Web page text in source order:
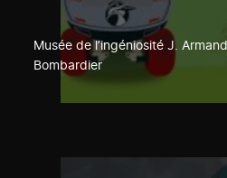
Musée de l’ingéniosité J. Armand
Bombardier